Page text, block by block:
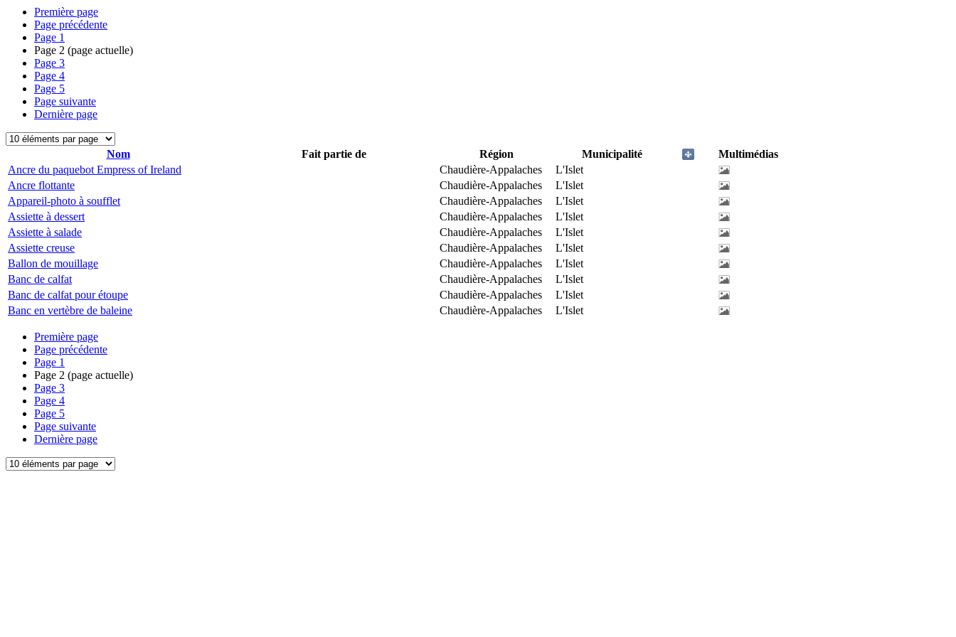
Première page
Page précédente
Page 1
Page 2 (page actuelle)
Page 3
Page 4
Page 5
Page suivante
Dernière page
Nom Fait partie de Région Municipalité
Multimédias
Ancre du paquebot Empress of Ireland
Chaudière-Appalaches
L'Islet
Ancre flottante
Chaudière-Appalaches
L'Islet
Appareil-photo à soufflet
Chaudière-Appalaches
L'Islet
Assiette à dessert
Chaudière-Appalaches
L'Islet
Assiette à salade
Chaudière-Appalaches
L'Islet
Assiette creuse
Chaudière-Appalaches
L'Islet
Ballon de mouillage
Chaudière-Appalaches
L'Islet
Banc de calfat
Chaudière-Appalaches
L'Islet
Banc de calfat pour étoupe
Chaudière-Appalaches
L'Islet
Banc en vertèbre de baleine
Chaudière-Appalaches L'Islet
Première page
Page précédente
Page 1
Page 2 (page actuelle)
Page 3
Page 4
Page 5
Page suivante
Dernière page